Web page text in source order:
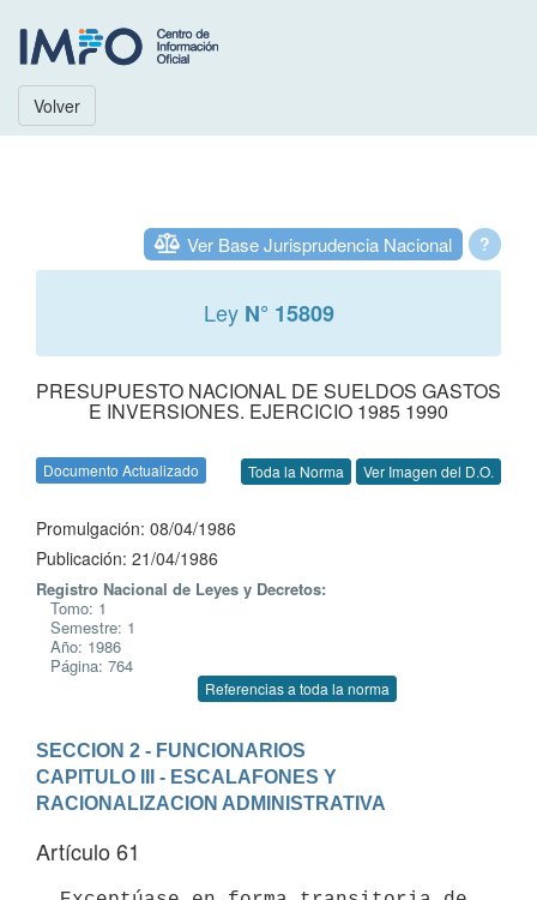
Volver
?
Ver Base Jurisprudencia Nacional
Ley N° 15809
PRESUPUESTO NACIONAL DE SUELDOS GASTOS
E INVERSIONES. EJERCICIO 1985 1990
Documento Actualizado Toda la Norma Ver Imagen del D.O.
Promulgación: 08/04/1986
Publicación: 21/04/1986
Registro Nacional de Leyes y Decretos:
Tomo: 1
Semestre: 1
Año: 1986
Página: 764
Referencias a toda la norma
SECCION 2 - FUNCIONARIOS
CAPITULO III - ESCALAFONES Y
RACIONALIZACION ADMINISTRATIVA
Artículo 61